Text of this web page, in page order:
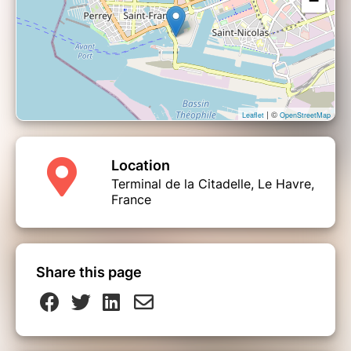
Leaflet | © OpenStreetMap
Location
Terminal de la Citadelle, Le Havre,
France
Share this page